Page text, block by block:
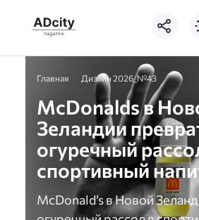
Главная Дизайн 2026_№43
McDonalds в
Зеландии
огуречный
спортивный
McDonald’s в Новой